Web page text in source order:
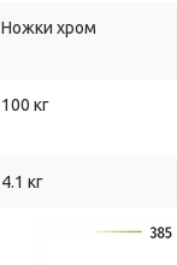
Ножки хром
100 кг
4.1 кг